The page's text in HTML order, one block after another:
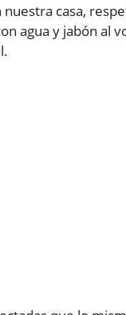
casa,
agua y jabón al